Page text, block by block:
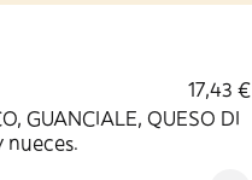
17,43 €
GUANCIALE, QUESO DI
nueces.